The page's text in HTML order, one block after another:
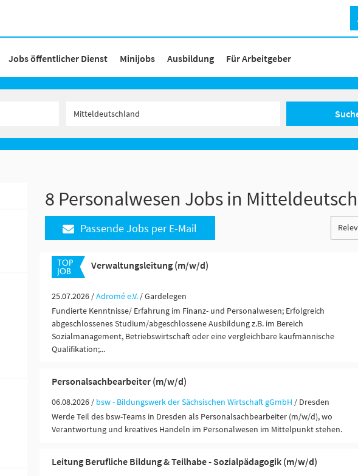
Jobs öffentlicher Dienst Minijobs Ausbildung Für Arbeitgeber
8 Personalwesen Jobs in
Passende Jobs per E-Mail
Verwaltungsleitung (m/w/d)
25.07.2026 /Adromé e.V. / Gardelegen
Fundierte Kenntnisse/ Erfahrung im Finanz- und Personalwesen; Erfolgreich
abgeschlossenes Studium/abgeschlossene Ausbildung z.B. im Bereich
Sozialmanagement, Betriebswirtschaft oder eine vergleichbare kaufmännische
Qualifikation;...
Personalsachbearbeiter (m/w/d)
06.08.2026 / bsw - Bildungswerk der Sächsischen Wirtschaft gGmbH / Dresden
Werde Teil des bsw-Teams in Dresden als Personalsachbearbeiter (m/w/d), wo
Verantwortung und kreatives Handeln im Personalwesen im Mittelpunkt stehen.
Leitung Berufliche Bildung & Teilhabe - Sozialpädagogik (m/w/d)